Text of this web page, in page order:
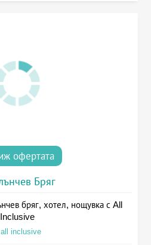
офертата
Бряг
бряг, хотел, нощувка с All
Inclusive
inclusive